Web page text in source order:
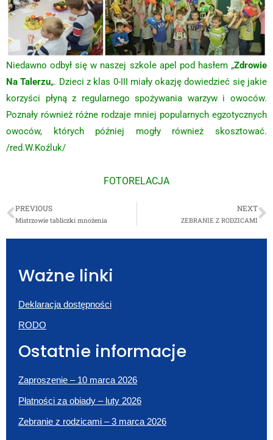
Niedawno odbył się w naszej szkole apel pod hasłem „Zdrowie
Na Talerzu„. Dzieci z klas 0-III miały okazję dowiedzieć się jakie
korzyści płyną z regularnego spożywania warzyw i owoców.
Poznały również różne rodzaje mniej popularnych egzotycznych
owoców, których później mogły również skosztować.
/red.W.Koźluk/
FOTORELACJA
PREVIOUS
Mistrzowie tabliczki mnożenia
NEXT
ZEBRANIE Z RODZICAMI
Ważne linki
Deklaracja dostępności
RODO
Ostatnie informacje
Zaproszenie – 10 marca 2026
Płatności za obiady – luty 2026
Zebranie z rodzicami – 3 marca 2026